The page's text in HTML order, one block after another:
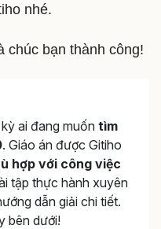
nhé.
chúc bạn thành công!
ai đang muốn tìm
. Giáo án được Gitiho
hợp với công việc
tập thực hành xuyên
dẫn giải chi tiết.
bên dưới!